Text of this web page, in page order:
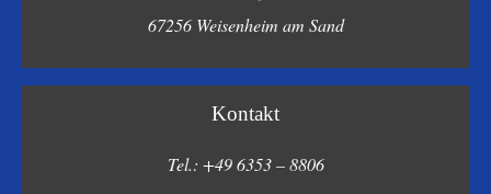
67256 Weisenheim am Sand
Kontakt
Tel.: +49 6353 – 8806